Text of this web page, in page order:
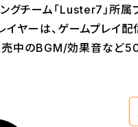
グチーム「Luster7」所
イヤーは、ゲームプレイ
売中のBGM/効果音など